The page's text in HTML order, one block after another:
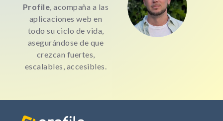
Profile, acompaña a las
aplicaciones web en
todo su ciclo de vida,
asegurándose de que
crezcan fuertes,
escalables, accesibles.